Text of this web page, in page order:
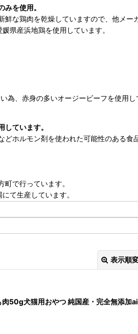
を使用。
鮮な鶏肉を乾燥していますので、他メー
県産浜地鶏を使用しています。
、赤身の多いオージービーフを使用し
ています。
ホルモン剤を使われた可能性のある
で行っています。
て生産しています。
表示順
50g犬猫用おやつ 純国産・完全無添加